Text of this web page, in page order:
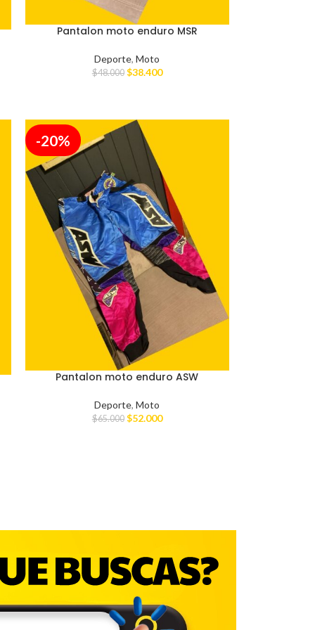
Pantalon moto enduro MSR
Deporte,Moto
$48.000 $38.400
-20%
Pantalon moto enduro ASW
Deporte,Moto
$65.000 $52.000